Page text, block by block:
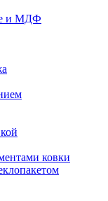
и МДФ
ковки